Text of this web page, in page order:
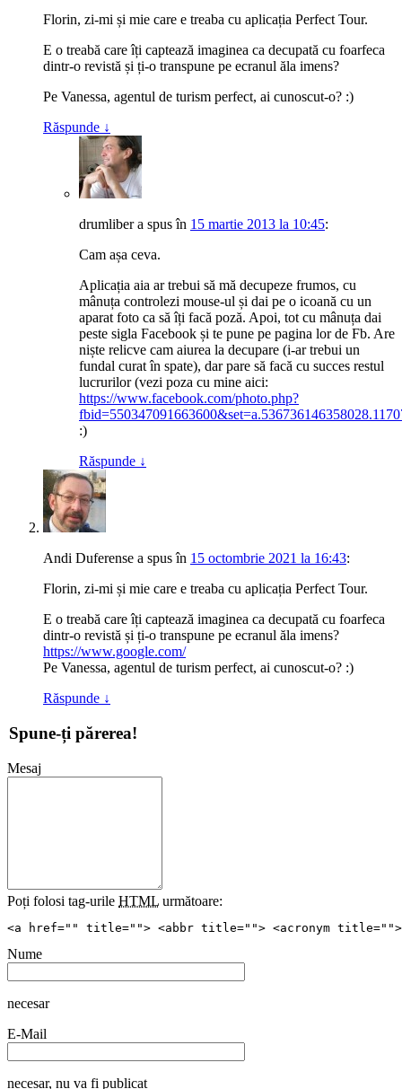
Florin, zi-mi și mie care e treaba cu aplicația Perfect Tour.
E o treabă care îți captează imaginea ca decupată cu foarfeca
dintr-o revistă și ți-o transpune pe ecranul ăla imens?
Pe Vanessa, agentul de turism perfect, ai cunoscut-o? :)
Răspunde ↓
drumliber a spusîn 15 martie 2013 la 10:45:
Cam așa ceva.
Aplicația aia ar trebui să mă decupeze frumos, cu
mânuța controlezi mouse-ul și dai pe o icoană cu un
aparat foto ca să îți facă poză. Apoi, tot cu mânuța dai
peste sigla Facebook și te pune pe pagina lor de Fb. Are
niște relicve cam aiurea la decupare (i-ar trebui un
fundal curat în spate), dar pare să facă cu succes restul
lucrurilor (vezi poza cu mine aici:
https://www.facebook.com/photo.php?
:)
Răspunde ↓
Andi Duferense a spusîn 15 octombrie 2021 la 16:43:
Florin, zi-mi și mie care e treaba cu aplicația Perfect Tour.
E o treabă care îți captează imaginea ca decupată cu foarfeca
dintr-o revistă și ți-o transpune pe ecranul ăla imens?
https://www.google.com/
Pe Vanessa, agentul de turism perfect, ai cunoscut-o? :)
Răspunde ↓
Spune-ți părerea!
Mesaj
Poți folosi tag-urile HTML următoare:
<a href="" title=""> <abbr title=""> <acronym title="">
Nume
necesar
E-Mail
necesar, nu va fi publicat